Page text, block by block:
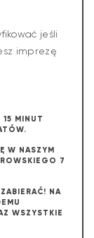
jeśli
imprezę
MINUT
W NASZYM
7
NA
WSZYSTKIE